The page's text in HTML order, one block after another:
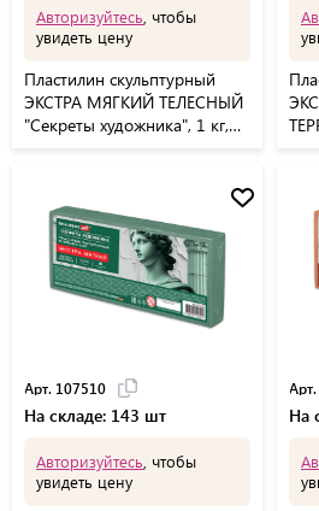
Авторизуйтесь , чтобы
увидеть цену
Пластилин скульптурный
ЭКСТРА МЯГКИЙ ТЕЛЕСНЫЙ
"Секреты художника", 1 кг,
Арт. 107510
На складе: 143 шт
Авторизуйтесь , чтобы
увидеть цену